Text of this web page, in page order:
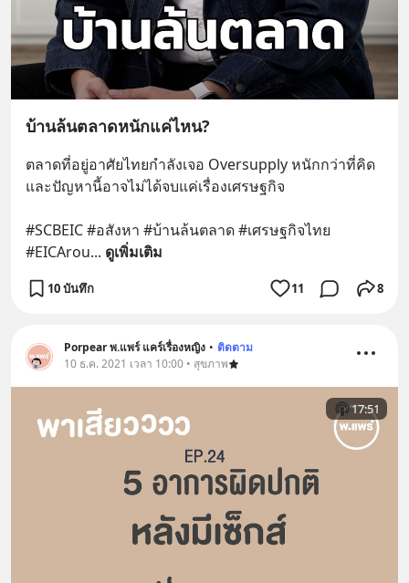
บ้านล้นตลาดหนักแค่ไหน?
ตลาดที่อยู่อาศัยไทยกำลังเจอ Oversupply หนักกว่าที่คิด
และปัญหานี้อาจไม่ได้จบแค่เรื่องเศรษฐกิจ
#SCBEIC #อสังหา #บ้านล้นตลาด #เศรษฐกิจไทย
#EICArou... ดูเพิ่มเติม
10 บันทึก 11 8
Porpear พ.แพร์ แคร์เรื่องหญิง • ติดตาม
10 ธ.ค. 2021 เวลา 10:00 • สุขภาพ
17:51